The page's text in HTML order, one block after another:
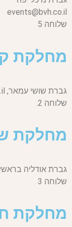
events@bvh.co.il
שלוחה 5
מחלקת
גברת שושי עמאר,
שלוחה 2.
מחלקת
גברת אודליה
שלוחה 3
מחלקת